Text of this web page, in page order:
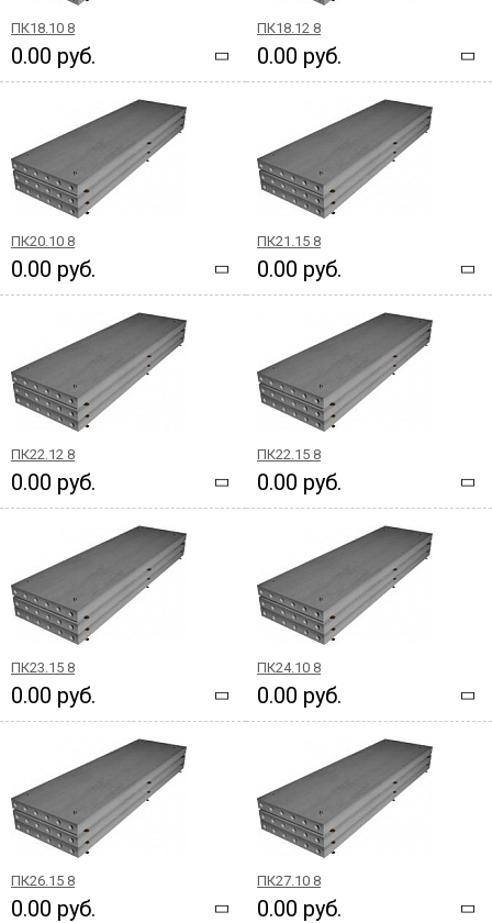
ПК18.10 8
0.00 руб.
ПК18.12 8
0.00 руб.
ПК20.10 8
0.00 руб.
ПК21.15 8
0.00 руб.
ПК22.12 8
0.00 руб.
ПК22.15 8
0.00 руб.
ПК23.15 8
0.00 руб.
ПК24.10 8
0.00 руб.
ПК26.15 8
0.00 руб.
ПК27.10 8
0.00 руб.